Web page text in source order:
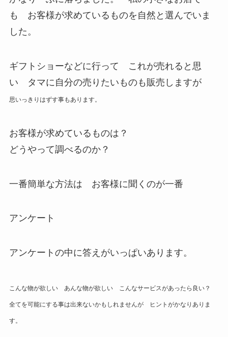
も お客様が求めているものを自然と選んでいま
した。
ギフトショーなどに行って これが売れると思
い タマに自分の売りたいものも販売しますが
思いっきりはずす事もあります。
お客様が求めているものは？
どうやって調べるのか？
一番簡単な方法は お客様に聞くのが一番
アンケート
アンケートの中に答えがいっぱいあります。
こんな物が欲しい あんな物が欲しい こんなサービスがあったら良い？
全てを可能にする事は出来ないかもしれませんが ヒントがかなりありま
す。